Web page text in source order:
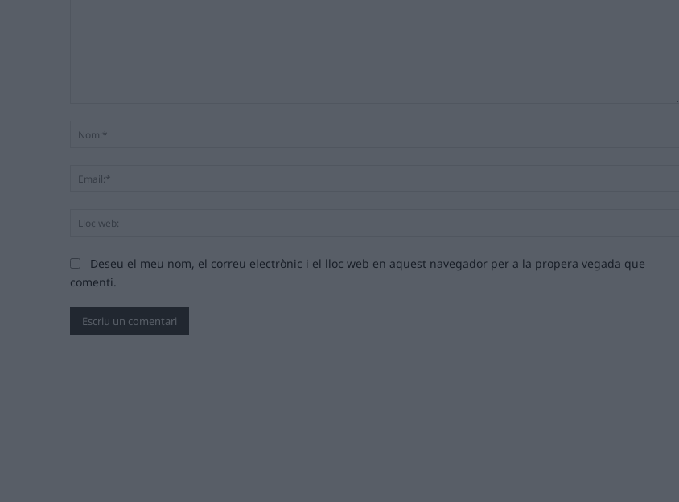
Deseu el meu nom, el correu electrònic i el lloc web en aquest navegador per a la propera vegada que
comenti.